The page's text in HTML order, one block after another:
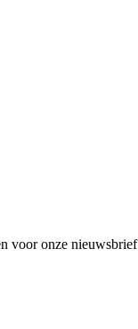
voor onze nieuwsbrief